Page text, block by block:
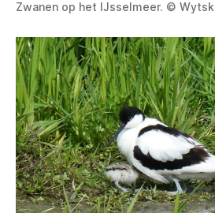
Zwanen op het IJsselmeer. ©